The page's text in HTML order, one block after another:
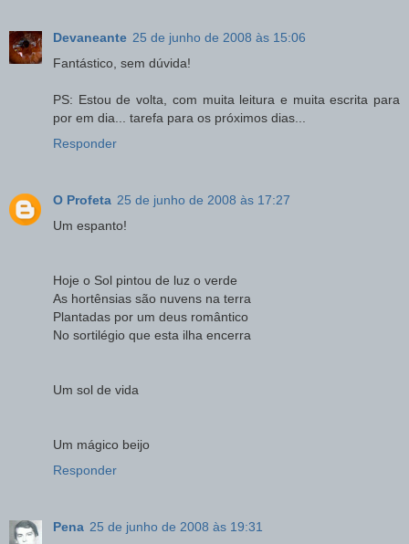
Devaneante 25 de junho de 2008 às 15:06
Fantástico, sem dúvida!
PS: Estou de volta, com muita leitura e muita escrita para
por em dia... tarefa para os próximos dias...
Responder
O Profeta 25 de junho de 2008 às 17:27
Um espanto!
Hoje o Sol pintou de luz o verde
As hortênsias são nuvens na terra
Plantadas por um deus romântico
No sortilégio que esta ilha encerra
Um sol de vida
Um mágico beijo
Responder
Pena 25 de junho de 2008 às 19:31